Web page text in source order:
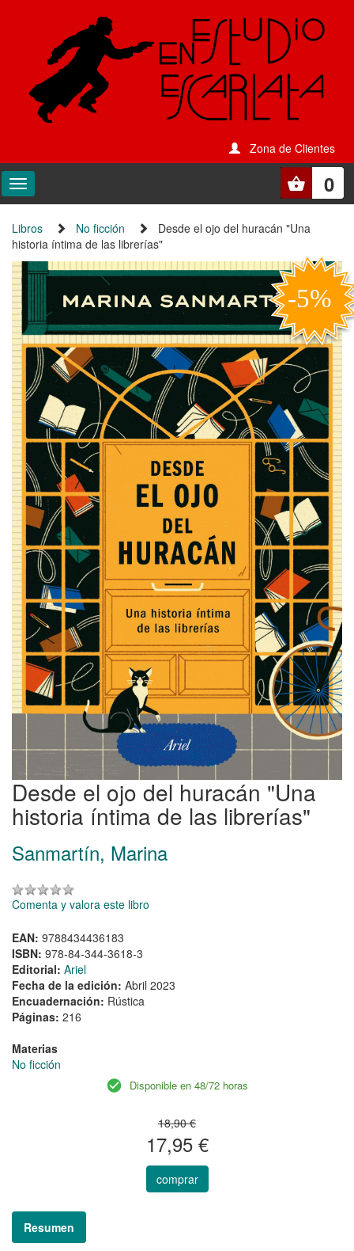
Zona de Clientes
0
Libros No ficción
Desde el ojo del huracán "Una
historia íntima de las librerías"
Desde el ojo del huracán "Una
historia íntima de las librerías"
Sanmartín, Marina
Comenta y valora este libro
EAN: 9788434436183
ISBN: 978-84-344-3618-3
Editorial: Ariel
Fecha de la edición: Abril 2023
Encuadernación: Rústica
Páginas: 216
Materias
No ficción
Disponible en 48/72 horas
18,90 €
17,95 €
comprar
Resumen